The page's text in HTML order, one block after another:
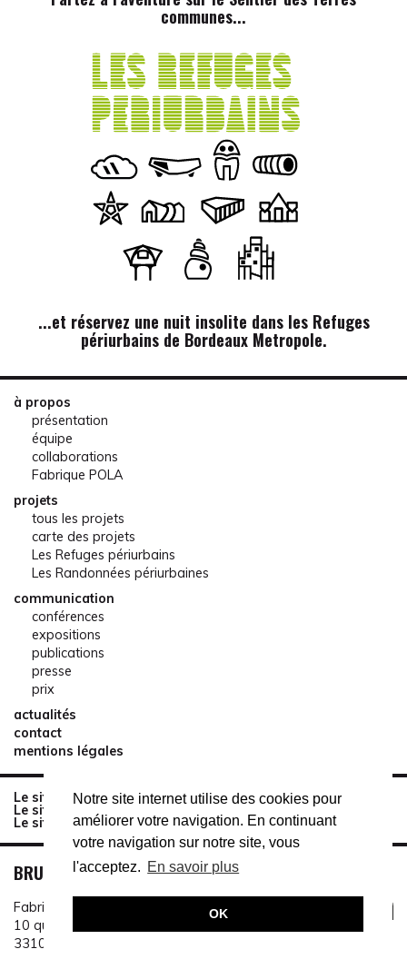
Notre site internet utilise des cookies pour
améliorer votre navigation. En continuant
votre navigation sur notre site, vous
l'acceptez. En savoir plus
OK
communes...
...et réservez une nuit insolite dans les Refuges
périurbains de Bordeaux Metropole.
à propos
présentation
équipe
collaborations
Fabrique POLA
projets
tous les projets
carte des projets
Les Refuges périurbains
Les Randonnées périurbaines
communication
conférences
expositions
publications
presse
prix
actualités
contact
mentions légales
Le site de réservation des Refuges périurbains
Le site du Sentier des Terres Communes
Le site de la Mêlée
BRUIT DU FRIGO
Fabrique Pola
10 quai de Brazza
33100 Bordeaux